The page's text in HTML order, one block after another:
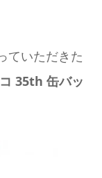
ていただきた
35th 缶バッ